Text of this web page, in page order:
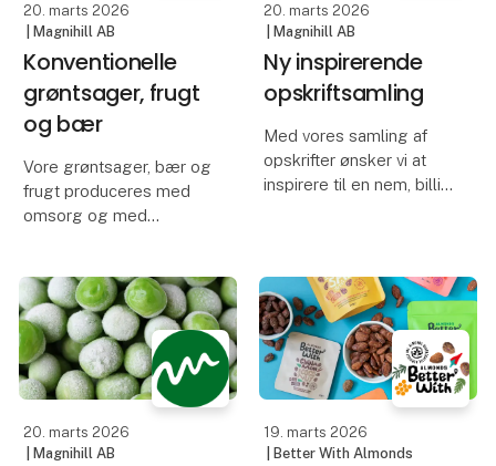
Det er
20. marts 2026
| Magnihill AB
Konventionelle
grøntsager, frugt
og bær
Vore grøntsager, bær og
frugt produceres med
omsorg og med
jordkvalitet, høstvilkår og
modningstilstand.
Vi leverer et bredt
sortiment af dybfrosne
20. marts 2026
| Magnihill AB
Ny inspirerende
opskriftsamling
Med vores samling af
opskrifter ønsker vi at
inspirere til en nem, billig
madlavningen.
Uden at gå på
kompromis med
kvaliteten.
20. marts 2026
| Magnihill AB
19. marts 2026
| Better With Almonds